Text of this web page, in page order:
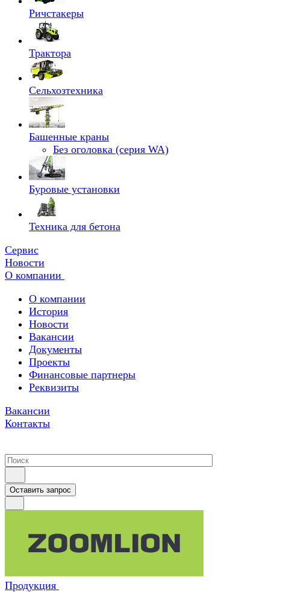
Ричстакеры
Трактора
Сельхозтехника
Башенные краны
Без оголовка (серия WA)
Буровые установки
Техника для бетона
Сервис
Новости
О компании
О компании
История
Новости
Вакансии
Документы
Проекты
Финансовые партнеры
Реквизиты
Вакансии
Контакты
Оставить запрос
Продукция